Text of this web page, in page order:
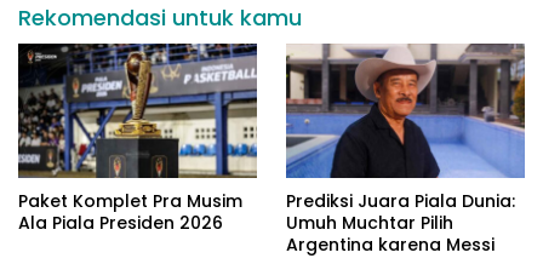
Rekomendasi untuk kamu
Paket Komplet Pra Musim
Ala Piala Presiden 2026
Prediksi Juara Piala Dunia:
Umuh Muchtar Pilih
Argentina karena Messi